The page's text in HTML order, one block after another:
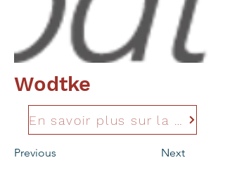
Wodtke
Previous Next